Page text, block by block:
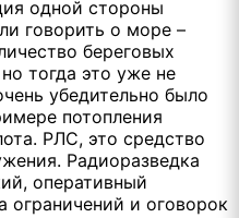
одной стороны
говорить о море –
береговых
тогда это уже не
убедительно было
потопления
РЛС, это средство
Радиоразведка
оперативный
ограничений и оговорок